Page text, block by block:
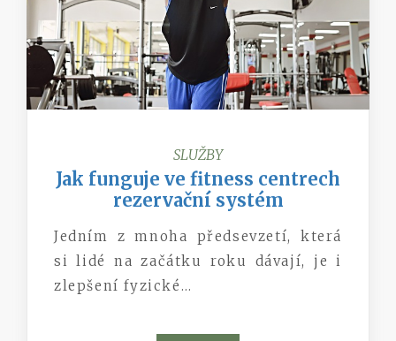
SLUŽBY
Jak funguje ve fitness centrech
rezervační systém
Jedním z mnoha předsevzetí, která
si lidé na začátku roku dávají, je i
zlepšení fyzické…